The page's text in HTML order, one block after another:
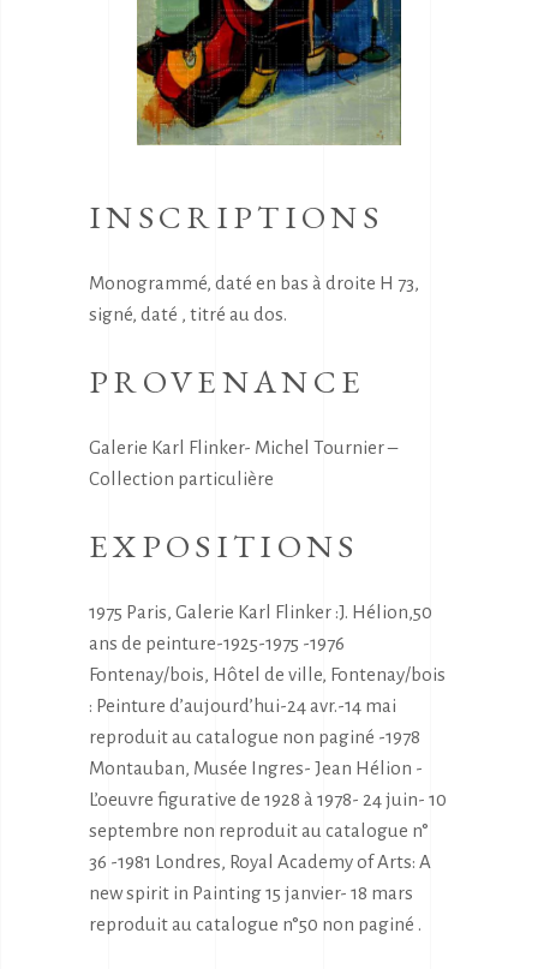
INSCRIPTIONS
Monogrammé, daté en bas à droite H 73,
signé, daté , titré au dos.
PROVENANCE
Galerie Karl Flinker- Michel Tournier –
Collection particulière
EXPOSITIONS
1975 Paris, Galerie Karl Flinker :J. Hélion,50
ans de peinture-1925-1975 -1976
Fontenay/bois, Hôtel de ville, Fontenay/bois
: Peinture d’aujourd’hui-24 avr.-14 mai
reproduit au catalogue non paginé -1978
Montauban, Musée Ingres- Jean Hélion -
L’oeuvre figurative de 1928 à 1978- 24 juin- 10
septembre non reproduit au catalogue n°
36 -1981 Londres, Royal Academy of Arts: A
new spirit in Painting 15 janvier- 18 mars
reproduit au catalogue n°50 non paginé .